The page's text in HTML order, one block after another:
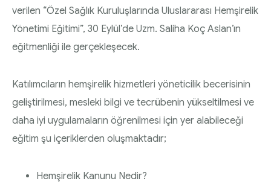
Diyabette Güncel Tedavi Seçenekleri Sunum
Dosyası
Tip1/Tip2 ve Gestasyonel Diyabet Yönetimi
HEMŞİRELİK YÖNETİM KOMİTESİ | 2020 Faaliyet
Raporu
Raporu
verilen “Özel Sağlık Kuruluşlarında Uluslararası Hemşirelik
Yönetimi Eğitimi”, 30 Eylül’de Uzm. Saliha Koç Aslan’ın
eğitmenliği ile gerçekleşecek.
Katılımcıların hemşirelik hizmetleri yöneticilik becerisinin
geliştirilmesi, mesleki bilgi ve tecrübenin yükseltilmesi ve
daha iyi uygulamaların öğrenilmesi için yer alabileceği
eğitim şu içeriklerden oluşmaktadır;
Hemşirelik Kanunu Nedir?